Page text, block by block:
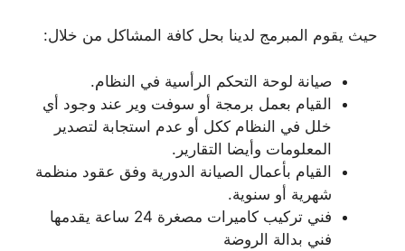
حيث يقوم المبرمج لدينا بحل كافة المشاكل من خلال:
صيانة لوحة التحكم الرأسية في النظام.
القيام بعمل برمجة أو سوفت وير عند وجود أي
خلل في النظام ككل أو عدم استجابة لتصدير
المعلومات وأيضا التقارير.
القيام بأعمال الصيانة الدورية وفق عقود منظمة
شهرية أو سنوية.
فني تركيب كاميرات مصغرة 24 ساعة يقدمها
فني بدالة الروضة